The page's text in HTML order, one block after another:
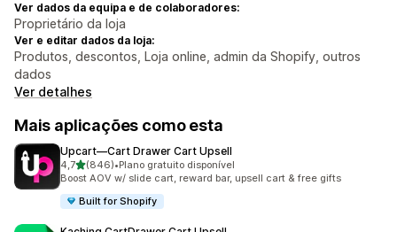
Ver dados da equipa e de colaboradores:
Proprietário da loja
Ver e editar dados da loja:
Produtos, descontos, Loja online, admin da Shopify, outros
dados
Ver detalhes
Mais aplicações como esta
Upcart—Cart Drawer Cart Upsell
4,7de 5 estrelas
(846)
846 total de avaliações
•Plano gratuito disponível
Boost AOV w/ slide cart, reward bar, upsell cart & free gifts
Built for Shopify